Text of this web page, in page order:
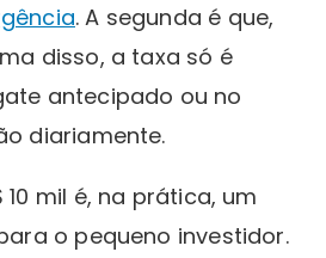
. A segunda é que,
disso, a taxa só é
antecipado ou no
diariamente.
mil é, na prática, um
o pequeno investidor.